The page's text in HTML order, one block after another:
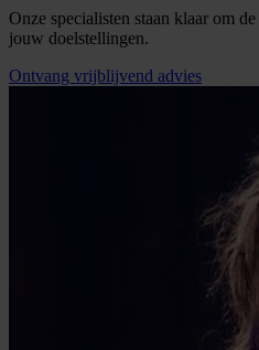
Onze specialisten staan klaar om
jouw doelstellingen.
Ontvang vrijblijvend advies